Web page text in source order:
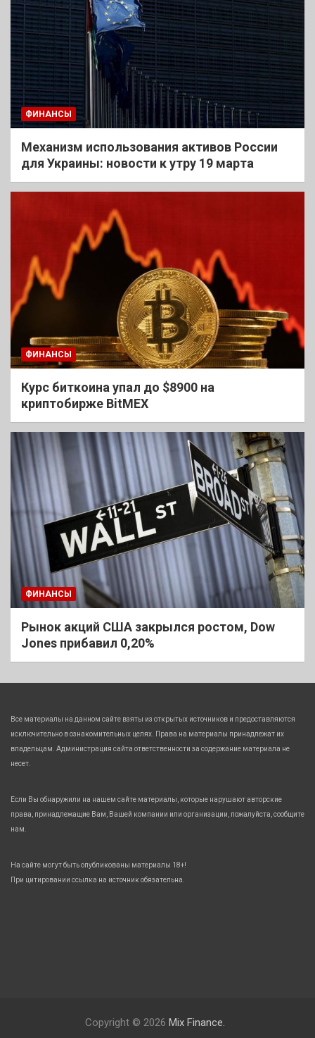
ФИНАНСЫ
Механизм использования активов России
для Украины: новости к утру 19 марта
ФИНАНСЫ
Курс биткоина упал до $8900 на
криптобирже BitMEX
ФИНАНСЫ
Рынок акций США закрылся ростом, Dow
Jones прибавил 0,20%
Все материалы на данном сайте взяты из открытых источников и предоставляются
исключительно в ознакомительных целях. Права на материалы принадлежат их
владельцам. Администрация сайта ответственности за содержание материала не
несет.
Если Вы обнаружили на нашем сайте материалы, которые нарушают авторские
права, принадлежащие Вам, Вашей компании или организации, пожалуйста, сообщите
нам.
На сайте могут быть опубликованы материалы 18+!
При цитировании ссылка на источник обязательна.
Copyright © 2026 Mix Finance.